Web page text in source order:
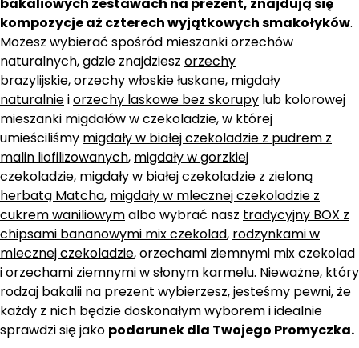
bakaliowych zestawach na prezent, znajdują się
kompozycje aż czterech wyjątkowych smakołyków.
Możesz wybierać spośród mieszanki orzechów
naturalnych, gdzie znajdziesz orzechy
brazylijskie,orzechy włoskie łuskane, migdały
naturalnieiorzechy laskowe bez skorupy lub kolorowej
mieszanki migdałów w czekoladzie, w której
umieściliśmy migdały w białej czekoladzie z pudrem z
malin liofilizowanych, migdały w gorzkiej
czekoladzie, migdały w białej czekoladzie z zieloną
herbatą Matcha, migdały w mlecznej czekoladzie z
cukrem waniliowymalbo wybrać nasz tradycyjny BOX z
chipsami bananowymi mix czekolad, rodzynkami w
mlecznej czekoladzie, orzechami ziemnymi mix czekolad
iorzechami ziemnymi w słonym karmelu. Nieważne, który
rodzaj bakalii na prezent wybierzesz, jesteśmy pewni, że
każdy z nich będzie doskonałym wyborem i idealnie
sprawdzi się jako podarunek dla Twojego Promyczka.